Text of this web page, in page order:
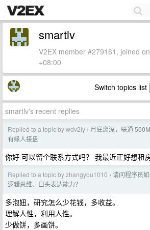
smartlv
V2EX member #279161, joined
+08:00
Switch topics list
smartlv's recent replies
Replied to a topic by wdv2ly › 月底离深，联通
有缘人接盘
你好 可以留个联系方式吗？ 我最近正好想租
Replied to a topic by zhangyou1010 › 请问程序员
逻辑思维、口头表达能力？
多泡妞，研究怎么少花钱，多收益。
理解人性，利用人性。
少做饼，多画饼。